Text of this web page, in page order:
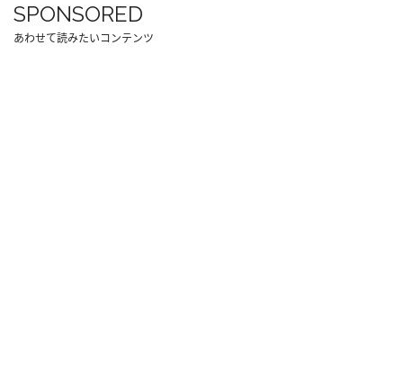
SPONSORED
あわせて読みたいコンテンツ